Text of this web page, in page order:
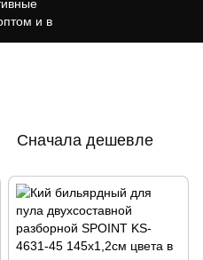
Сначала дешевле